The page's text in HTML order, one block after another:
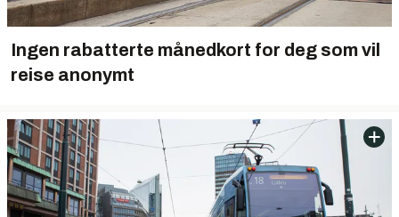
Ingen rabatterte månedkort for deg som vil
reise anonymt